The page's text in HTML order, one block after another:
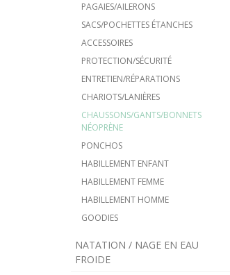
PAGAIES/AILERONS
SACS/POCHETTES ÉTANCHES
ACCESSOIRES
PROTECTION/SÉCURITÉ
ENTRETIEN/RÉPARATIONS
CHARIOTS/LANIÈRES
CHAUSSONS/GANTS/BONNETS
NÉOPRÈNE
PONCHOS
HABILLEMENT ENFANT
HABILLEMENT FEMME
HABILLEMENT HOMME
GOODIES
NATATION / NAGE EN EAU
FROIDE